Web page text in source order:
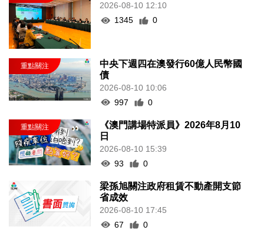
2026-08-10 12:10
1345
0
中央下週四在澳發行60億人民幣國
債
2026-08-10 10:06
997
0
《澳門講場特派員》2026年8月10
日
2026-08-10 15:39
93
0
梁孫旭關注政府租賃不動產開支節
省成效
2026-08-10 17:45
67
0